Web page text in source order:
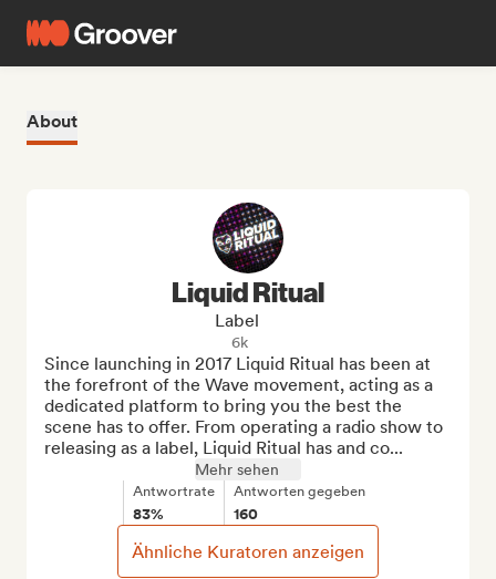
About
Liquid Ritual
Label
6k
Since launching in 2017 Liquid Ritual has been at
the forefront of the Wave movement, acting as a
dedicated platform to bring you the best the
scene has to offer. From operating a radio show to
releasing as a label, Liquid Ritual has and co...
Mehr sehen
Antwortrate
83%
Antworten gegeben
160
Ähnliche Kuratoren anzeigen